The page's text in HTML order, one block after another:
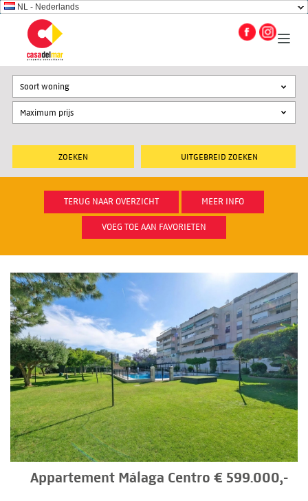
NL - Nederlands
UITGEBREID ZOEKEN
Soort woning
TERUG NAAR OVERZICHT MEER INFO
VOEG TOE AAN FAVORIETEN
Appartement Málaga Centro € 599.000,-